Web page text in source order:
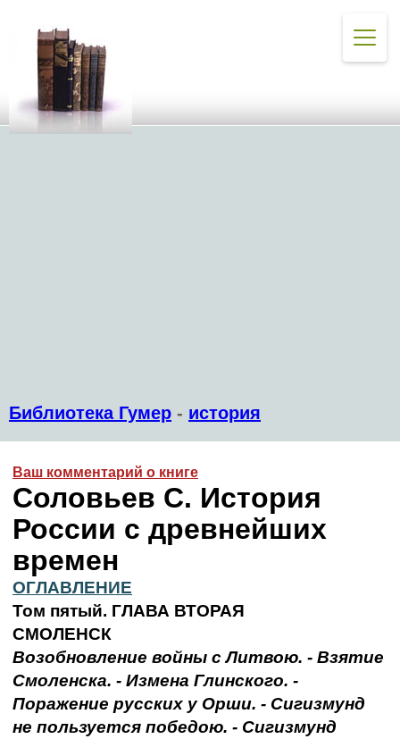
Библиотека Гумер - история
Ваш комментарий о книге
Соловьев С. История
России с древнейших
времен
ОГЛАВЛЕНИЕ
Том пятый. ГЛАВА ВТОРАЯ
СМОЛЕНСК
Возобновление войны с Литвою. - Взятие
Смоленска. - Измена Глинского. -
Поражение русских у Орши. - Сигизмунд
не пользуется победою. - Сигизмунд